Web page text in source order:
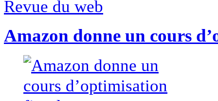
Revue du web
Amazon donne un cours